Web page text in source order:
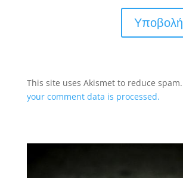
This site uses Akismet to reduce spam.
your comment data is processed.